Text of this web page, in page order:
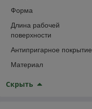
Форма
Длина рабочей
поверхности
Антипригарное покрытие
Материал
Скрыть